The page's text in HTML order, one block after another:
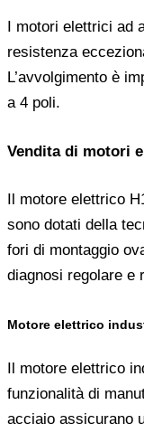
I motori elettrici
resistenza
L’avvolgimento è
a 4 poli.
Vendita di motori
Il motore elettrico
sono dotati della
fori di montaggio
diagnosi regolare e
Motore elettrico
Il motore elettrico
funzionalità di
acciaio assicurano